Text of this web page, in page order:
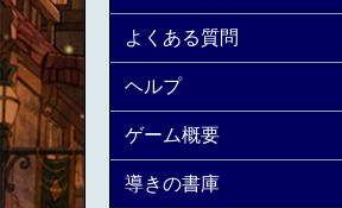
よくある質問
ヘルプ
ゲーム概要
導きの書庫